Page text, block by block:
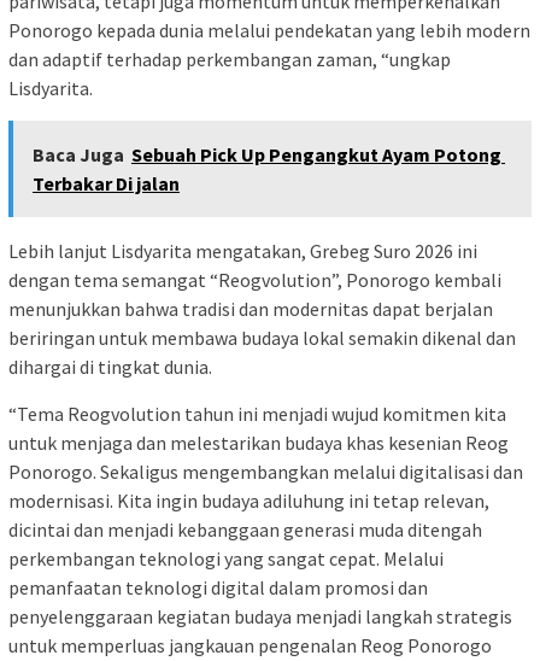
Ponorogo kepada dunia melalui pendekatan yang lebih modern
dan adaptif terhadap perkembangan zaman, “ungkap
Lisdyarita.
Baca Juga Sebuah Pick Up Pengangkut Ayam Potong
Terbakar Di jalan
Lebih lanjut Lisdyarita mengatakan, Grebeg Suro 2026 ini
dengan tema semangat “Reogvolution”, Ponorogo kembali
menunjukkan bahwa tradisi dan modernitas dapat berjalan
beriringan untuk membawa budaya lokal semakin dikenal dan
dihargai di tingkat dunia.
“Tema Reogvolution tahun ini menjadi wujud komitmen kita
untuk menjaga dan melestarikan budaya khas kesenian Reog
Ponorogo. Sekaligus mengembangkan melalui digitalisasi dan
modernisasi. Kita ingin budaya adiluhung ini tetap relevan,
dicintai dan menjadi kebanggaan generasi muda ditengah
perkembangan teknologi yang sangat cepat. Melalui
pemanfaatan teknologi digital dalam promosi dan
penyelenggaraan kegiatan budaya menjadi langkah strategis
untuk memperluas jangkauan pengenalan Reog Ponorogo